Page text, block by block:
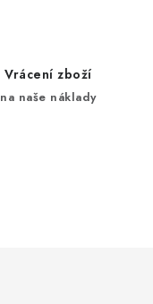
Vrácení zboží
na naše náklady